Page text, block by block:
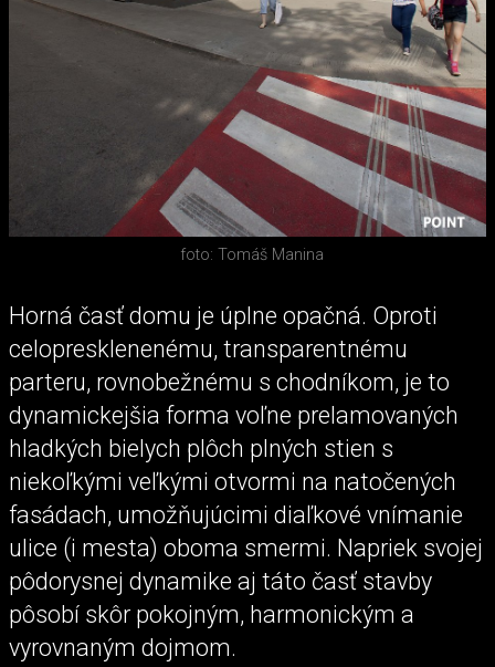
foto: Tomáš Manina
Horná časť domu je úplne opačná. Oproti
celopresklenenému, transparentnému
parteru, rovnobežnému s chodníkom, je to
dynamickejšia forma voľne prelamovaných
hladkých bielych plôch plných stien s
niekoľkými veľkými otvormi na natočených
fasádach, umožňujúcimi diaľkové vnímanie
ulice (i mesta) oboma smermi. Napriek svojej
pôdorysnej dynamike aj táto časť stavby
pôsobí skôr pokojným, harmonickým a
vyrovnaným dojmom.